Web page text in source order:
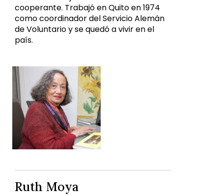
cooperante. Trabajó en Quito en 1974
como coordinador del Servicio Alemán
de Voluntario y se quedó a vivir en el
país.
Ruth Moya